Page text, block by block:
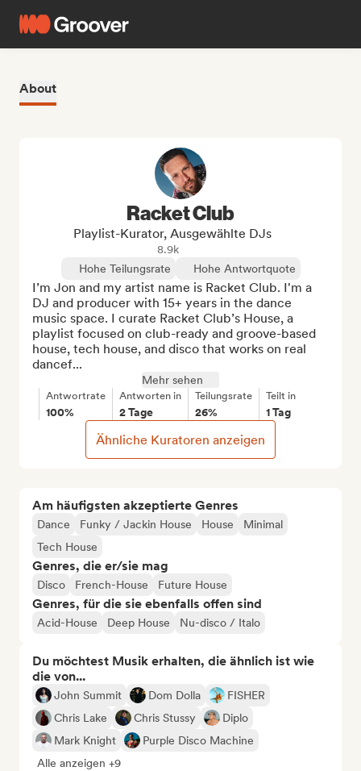
About
Am häufigsten akzeptierte Genres
Dance Funky / Jackin House House
Minimal
Tech House
Genres, die er/sie mag
Disco French-House Future House
Genres, für die sie ebenfalls offen sind
Acid-House Deep House Nu-disco / Italo
Du möchtest Musik erhalten, die ähnlich ist wie
die von...
John Summit Dom Dolla
FISHER
Chris Lake
Chris Stussy
Diplo
Mark Knight
Purple Disco Machine
Alle anzeigen +9
Racket Club
Playlist-Kurator, Ausgewählte DJs
8.9k
Hohe Teilungsrate
Hohe Antwortquote
I’m Jon and my artist name is Racket Club. I'm a
DJ and producer with 15+ years in the dance
music space. I curate Racket Club’s House, a
playlist focused on club-ready and groove-based
house, tech house, and disco that works on real
dancef...
Mehr sehen
Antwortrate
100%
Antworten in
2 Tage
Teilungsrate
26%
Teilt in
1 Tag
Ähnliche Kuratoren anzeigen